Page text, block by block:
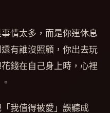
情太多，而是你連休息
有誰沒照顧，你出去玩
錢在自己身上時，心裡
我值得被愛」誤聽成